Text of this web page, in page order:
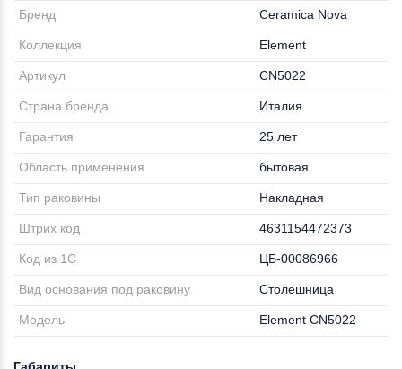
Бренд Ceramica Nova
Коллекция Element
Артикул CN5022
Страна бренда Италия
Гарантия 25 лет
Область применения бытовая
Тип раковины Накладная
Штрих код 4631154472373
Код из 1С ЦБ-00086966
Вид основания под раковину Столешница
Модель Element CN5022